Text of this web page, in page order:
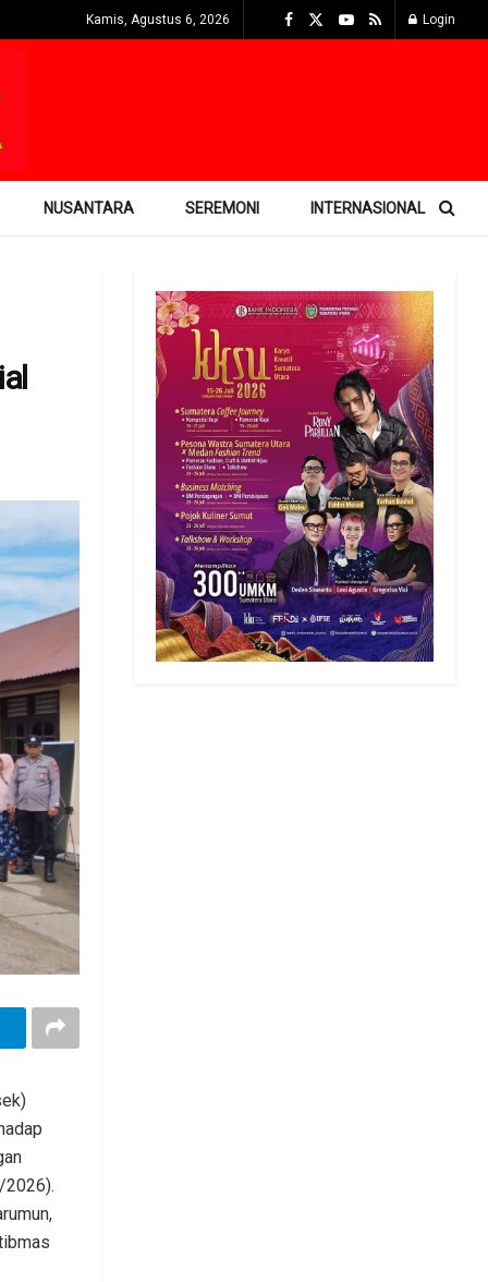
Kamis, Agustus 6, 2026 Login
NUSANTARA SEREMONI INTERNASIONAL
2026).